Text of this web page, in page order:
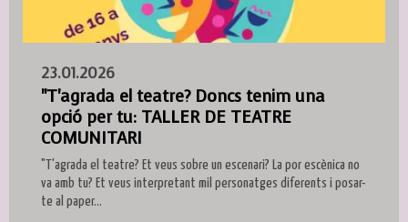
23.01.2026
"T'agrada el teatre? Doncs tenim una
opció per tu: TALLER DE TEATRE
COMUNITARI
"T'agrada el teatre? Et veus sobre un escenari? La por escènica no
va amb tu? Et veus interpretant mil personatges diferents i posar-
te al paper...